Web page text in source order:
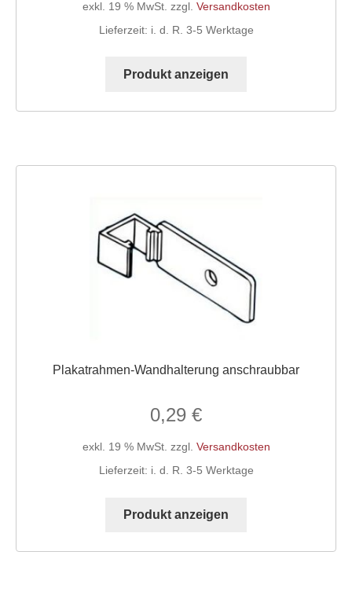
exkl. 19 % MwSt. zzgl. Versandkosten
Lieferzeit: i. d. R. 3-5 Werktage
Produkt anzeigen
Plakatrahmen-Wandhalterung anschraubbar
0,29 €
exkl. 19 % MwSt. zzgl. Versandkosten
Lieferzeit: i. d. R. 3-5 Werktage
Produkt anzeigen